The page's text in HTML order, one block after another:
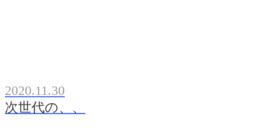
2020.11.30
次世代の、、